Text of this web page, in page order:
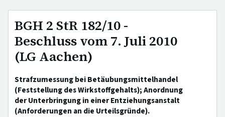
BGH 2 StR 182/10 -
Beschluss vom 7. Juli 2010
(LG Aachen)
Strafzumessung bei Betäubungsmittelhandel
(Feststellung des Wirkstoffgehalts); Anordnung
der Unterbringung in einer Entziehungsanstalt
(Anforderungen an die Urteilsgründe).